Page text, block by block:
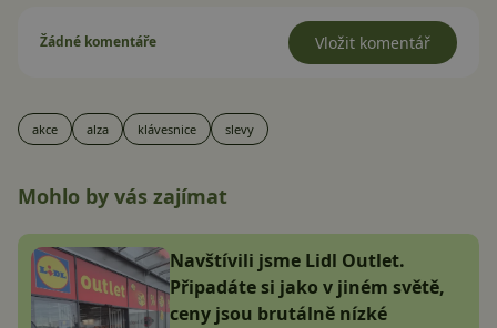
Žádné komentáře Vložit komentář
akce alza klávesnice slevy
Mohlo by vás zajímat
Navštívili jsme Lidl Outlet.
Připadáte si jako v jiném světě,
ceny jsou brutálně nízké